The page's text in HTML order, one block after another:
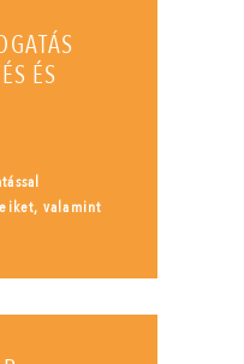
ÉS
valamint